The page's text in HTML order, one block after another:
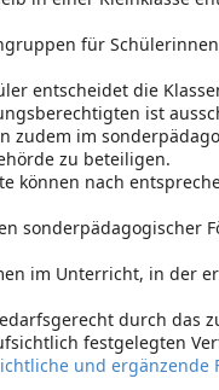
für
entscheidet die
ist
zudem im
zu beteiligen.
können nach
im Unterricht, in der
durch das
festgelegten
und